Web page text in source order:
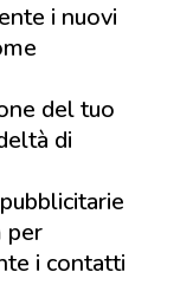
i nuovi
del tuo
di
per
i contatti